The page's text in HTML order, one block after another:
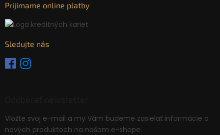
Prijímame online platby
Sledujte nás
Vložte svoj e-mail a my Vám budeme zasielať informácie o
nových produktoch na našom e-shope.